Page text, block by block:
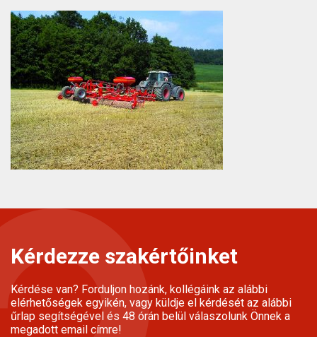
Kérdezze szakértőinket
Kérdése van? Forduljon hozánk, kollégáink az alábbi
elérhetőségek egyikén, vagy küldje el kérdését az alábbi
űrlap segítségével és 48 órán belül válaszolunk Önnek a
megadott email címre!